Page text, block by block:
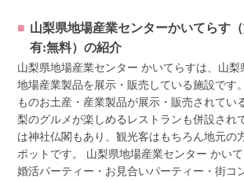
山梨県地場産業センターかいてらす
有:無料）の紹介
山梨県地場産業センター かいてらすは、山梨
地場産業製品を展示・販売している施設です
ものお土産・産業製品が展示・販売されてい
梨のグルメが楽しめるレストランも併設され
は神社仏閣もあり、観光客はもちろん地元の
ポットです。 山梨県地場産業センター かい
婚活パーティー・お見合いパーティー・街コ